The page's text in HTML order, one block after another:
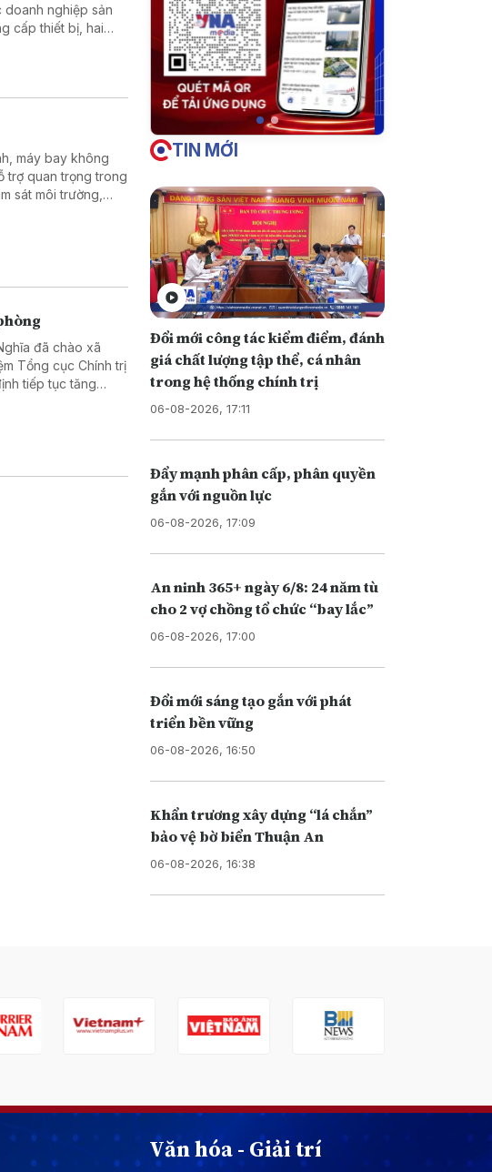
doanh nghiệp sản
cấp thiết bị, hai
máy bay không
trợ quan trọng trong
sát môi trường,
đã chào xã
Tổng cục Chính trị
tiếp tục tăng
TIN MỚI
Đổi mới công tác kiểm điểm, đánh
giá chất lượng tập thể, cá nhân
trong hệ thống chính trị
06-08-2026, 17:11
Đẩy mạnh phân cấp, phân quyền
gắn với nguồn lực
06-08-2026, 17:09
An ninh 365+ ngày 6/8: 24 năm tù
cho 2 vợ chồng tổ chức “bay lắc”
06-08-2026, 17:00
Đổi mới sáng tạo gắn với phát
triển bền vững
06-08-2026, 16:50
Khẩn trương xây dựng “lá chắn”
bảo vệ bờ biển Thuận An
06-08-2026, 16:38
Văn hóa - Giải trí